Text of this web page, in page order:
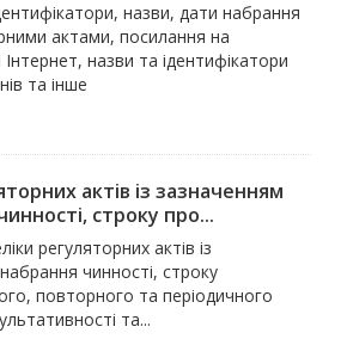
назви, дати набрання
актами, посилання на
Інтернет, назви та ідентифікатори
та інше
актів із зазначенням
строку про...
регуляторних актів із
чинності, строку
повторного та періодичного
та...